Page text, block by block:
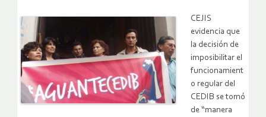
CEJIS
evidencia que
la decisión de
imposibilitar el
funcionamient
o regular del
CEDIB se tomó
de “manera